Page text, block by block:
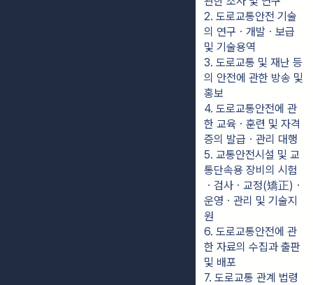
2. 도로교통안전 기술
의 연구ㆍ개발ㆍ보급
및 기술용역
3. 도로교통 및 재난 등
의 안전에 관한 방송 및
홍보
4. 도로교통안전에 관
한 교육ㆍ훈련 및 자격
증의 발급ㆍ관리 대행
5. 교통안전시설 및 교
통단속용 장비의 시험
ㆍ검사ㆍ교정(矯正)ㆍ
운영ㆍ관리 및 기술지
원
6. 도로교통안전에 관
한 자료의 수집과 출판
및 배포
7. 도로교통 관계 법령